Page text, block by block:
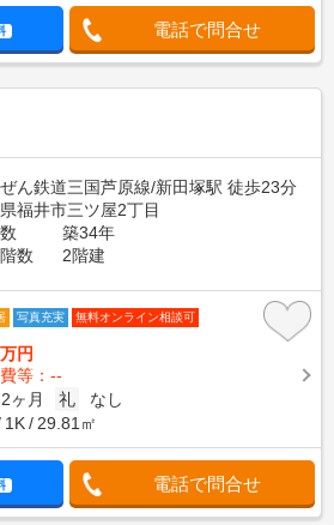
電話で問合せ
ん鉄道三国芦原線/新田塚駅 徒歩23分
福井市三ツ屋2丁目
築34年
数
2階建
写真充実 無料オンライン相談可
万円
等：--
2ヶ月 礼
なし
1K 29.81㎡
電話で問合せ